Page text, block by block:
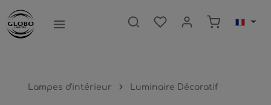
principal Le panier
Lampes d'intérieur Luminaire Décoratif